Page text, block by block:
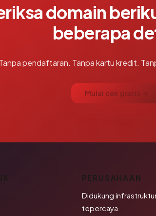
domain
beberapa
pendaftaran. Tanpa kartu kredit.
Mulai cek gratis →
PERUSAHAAN
Didukung
tepercaya